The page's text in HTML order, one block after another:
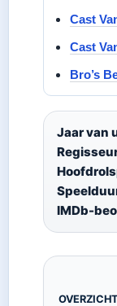
Cast
Cast
Bro’s
Jaar van
IMDb-
OVERZICHT